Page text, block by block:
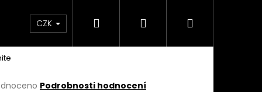
Custom stavba kola na zakázku
CZK Hledat PřihlášeníNákupní
Podrobnosti hodnocení